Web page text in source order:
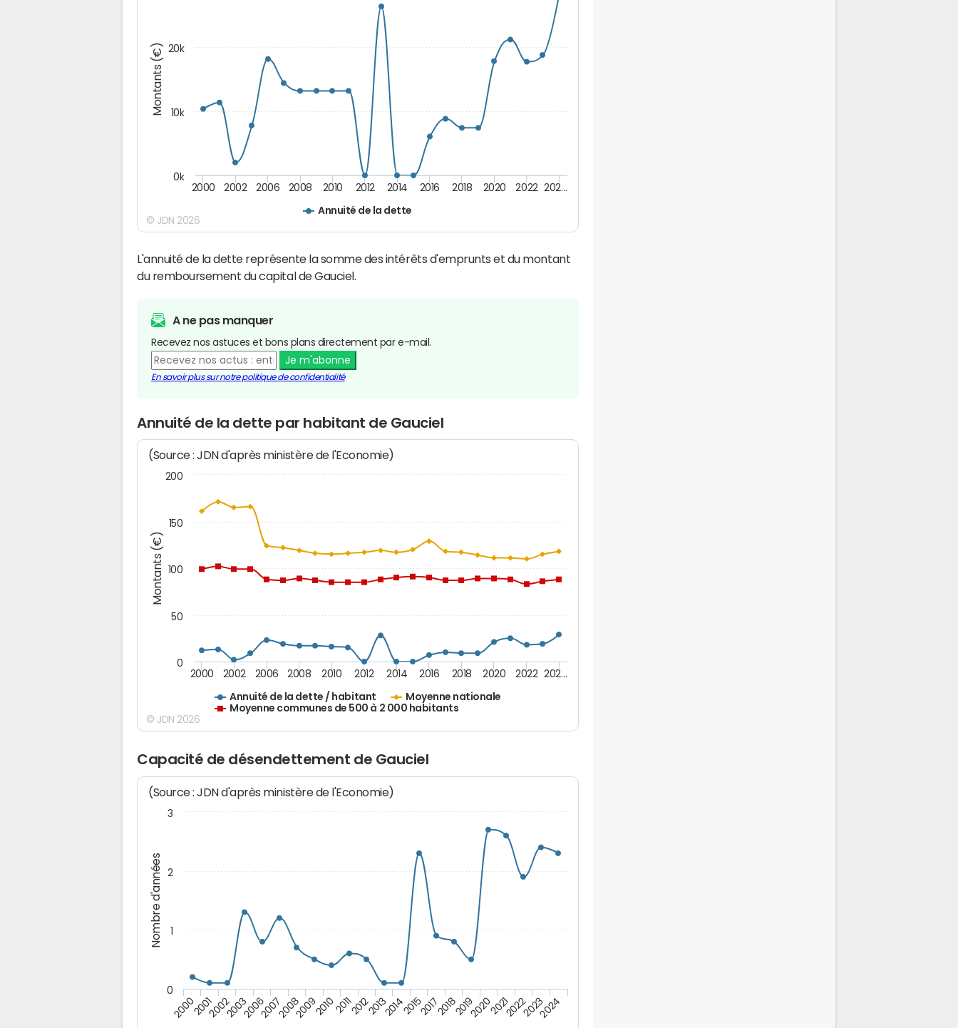
Montants (€)
Annuité de la dette
2000 2002 2006 2008 2010 2012 2014 2016 2018 2020 2022 202…
0k
10k
20k
© JDN 2026
L'annuité de la dette représente la somme des intérêts d'emprunts et du montant
du remboursement du capital de Gauciel.
A ne pas manquer
Recevez nos astuces et bons plans directement par e-mail.
Je m'abonne
En savoir plus sur notre politique de confidentialité
Annuité de la dette par habitant de Gauciel
Montants (€)
(Source : JDN d'après ministère de l'Economie)
Annuité de la dette / habitant
Moyenne nationale
Moyenne communes de 500 à 2 000 habitants
2000 2002 2006 2008 2010 2012 2014 2016 2018 2020 2022 202…
0
50
100
150
200
© JDN 2026
Capacité de désendettement de Gauciel
Nombre d'années
(Source : JDN d'après ministère de l'Economie)
2000200120022003200620072008200920102011201220132014201520172018201920202021202220232024
0
1
2
3